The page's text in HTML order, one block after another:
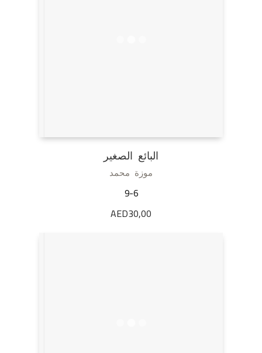
البائع الصغير
موزة محمد
9-6
AED30,00